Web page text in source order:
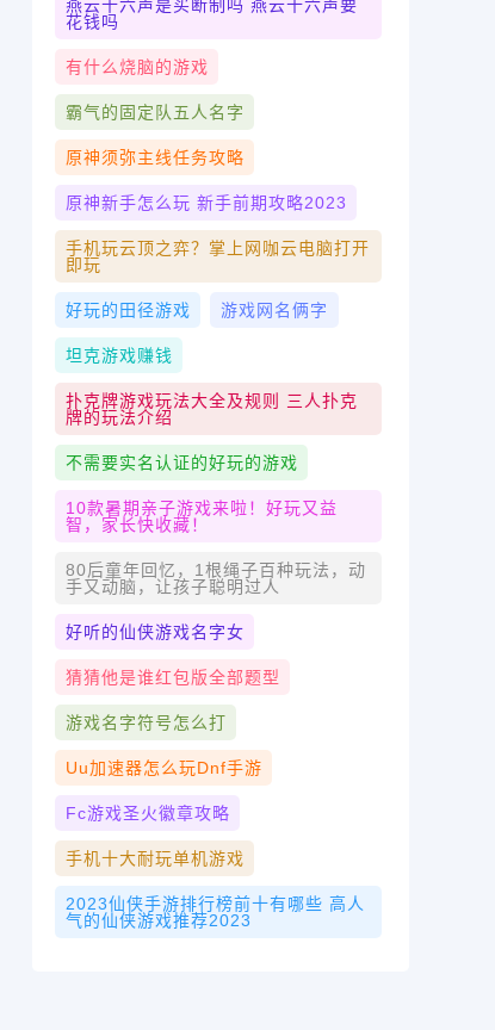
燕云十六声是买断制吗 燕云十六声要
花钱吗
有什么烧脑的游戏
霸气的固定队五人名字
原神须弥主线任务攻略
原神新手怎么玩 新手前期攻略2023
手机玩云顶之弈？掌上网咖云电脑打开
即玩
好玩的田径游戏 游戏网名俩字
坦克游戏赚钱
扑克牌游戏玩法大全及规则 三人扑克
牌的玩法介绍
不需要实名认证的好玩的游戏
10款暑期亲子游戏来啦！好玩又益
智，家长快收藏！
80后童年回忆，1根绳子百种玩法，动
手又动脑，让孩子聪明过人
好听的仙侠游戏名字女
猜猜他是谁红包版全部题型
游戏名字符号怎么打
Uu加速器怎么玩dnf手游
Fc游戏圣火徽章攻略
手机十大耐玩单机游戏
2023仙侠手游排行榜前十有哪些 高人
气的仙侠游戏推荐2023